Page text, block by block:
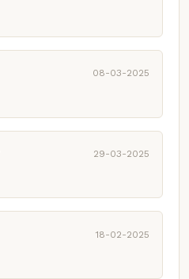
08-03-2025
29-03-2025
18-02-2025